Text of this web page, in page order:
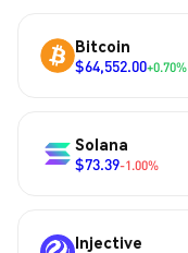
Bitcoin
$64,552.00+0.70%
Solana
$73.39-1.00%
Injective